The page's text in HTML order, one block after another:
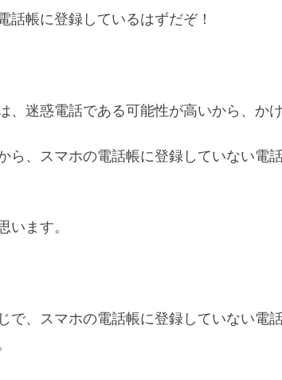
話帳に登録しているはずだぞ！
、迷惑電話である可能性が高いから、か
ら、スマホの電話帳に登録していない電
います。
で、スマホの電話帳に登録していない電